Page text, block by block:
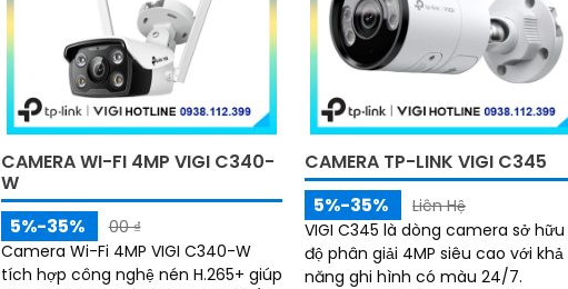
CAMERA WI-FI 4MP VIGI C340-
W
5%-35%
00 ₫
Camera Wi-Fi 4MP VIGI C340-W
tích hợp công nghệ nén H.265+ giúp
CAMERA TP-LINK VIGI C345
5%-35%
Liên Hệ
VIGI C345 là dòng camera sở hữu
độ phân giải 4MP siêu cao với khả
năng ghi hình có màu 24/7.